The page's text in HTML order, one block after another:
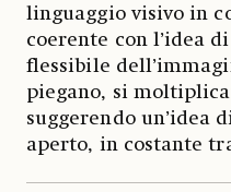
linguaggio visivo in
coerente con l’idea
flessibile
piegano, si
suggerendo un’idea
aperto, in costante